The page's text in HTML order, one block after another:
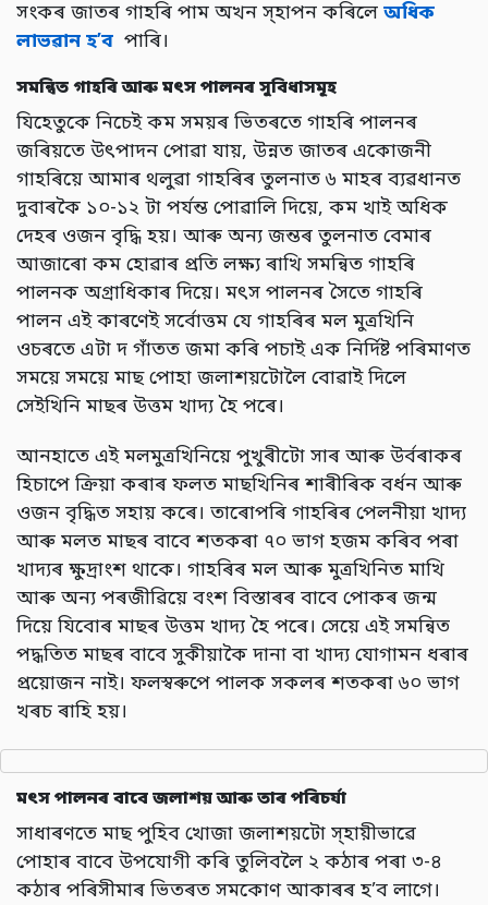
সংকৰ জাতৰ গাহৰি পাম অখন স্হাপন কৰিলে অধিক
লাভৱান হ’ব পাৰি।
সমন্বিত গাহৰি আৰু মৎস পালনৰ সুবিধাসমূহ
যিহেতুকে নিচেই কম সময়ৰ ভিতৰতে গাহৰি পালনৰ
জৰিয়তে উৎপাদন পোৱা যায়, উন্নত জাতৰ একোজনী
গাহৰিয়ে আমাৰ থলুৱা গাহৰিৰ তুলনাত ৬ মাহৰ ব্যৱধানত
দুবাৰকৈ ১০-১২ টা পৰ্যন্ত পোৱালি দিয়ে, কম খাই অধিক
দেহৰ ওজন বৃদ্ধি হয়। আৰু অন্য জন্তৰ তুলনাত বেমাৰ
আজাৰো কম হোৱাৰ প্ৰতি লক্ষ্য ৰাখি সমন্বিত গাহৰি
পালনক অগ্ৰাধিকাৰ দিয়ে। মৎস পালনৰ সৈতে গাহৰি
পালন এই কাৰণেই সৰ্বোত্তম যে গাহৰিৰ মল মুত্ৰখিনি
ওচৰতে এটা দ গাঁতত জমা কৰি পচাই এক নিৰ্দিষ্ট পৰিমাণত
সময়ে সময়ে মাছ পোহা জলাশয়টোলৈ বোৱাই দিলে
সেইখিনি মাছৰ উত্তম খাদ্য হৈ পৰে।
আনহাতে এই মলমুত্ৰখিনিয়ে পুখুৰীটো সাৰ আৰু উৰ্বৰাকৰ
হিচাপে ক্ৰিয়া কৰাৰ ফলত মাছখিনিৰ শাৰীৰিক বৰ্ধন আৰু
ওজন বৃদ্ধিত সহায় কৰে। তাৰোপৰি গাহৰিৰ পেলনীয়া খাদ্য
আৰু মলত মাছৰ বাবে শতকৰা ৭০ ভাগ হজম কৰিব পৰা
খাদ্যৰ ক্ষুদ্ৰাংশ থাকে। গাহৰিৰ মল আৰু মুত্ৰখিনিত মাখি
আৰু অন্য পৰজীৱিয়ে বংশ বিস্তাৰৰ বাবে পোকৰ জন্ম
দিয়ে যিবোৰ মাছৰ উত্তম খাদ্য হৈ পৰে। সেয়ে এই সমন্বিত
পদ্ধতিত মাছৰ বাবে সুকীয়াকৈ দানা বা খাদ্য যোগামন ধৰাৰ
প্ৰয়োজন নাই। ফলস্বৰুপে পালক সকলৰ শতকৰা ৬০ ভাগ
খৰচ ৰাহি হয়।
মৎস পালনৰ বাবে জলাশয় আৰু তাৰ পৰিচৰ্যা
সাধাৰণতে মাছ পুহিব খোজা জলাশয়টো স্হায়ীভাৱে
পোহাৰ বাবে উপযোগী কৰি তুলিবলৈ ২ কঠাৰ পৰা ৩-৪
কঠাৰ পৰিসীমাৰ ভিতৰত সমকোণ আকাৰৰ হ’ব লাগে।